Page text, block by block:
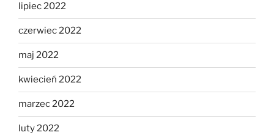
lipiec 2022
czerwiec 2022
maj 2022
kwiecień 2022
marzec 2022
luty 2022